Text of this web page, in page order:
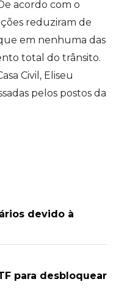
acordo com o
reduziram de
em nenhuma das
total do trânsito.
Civil, Eliseu
pelos postos da
devido à
para desbloquear